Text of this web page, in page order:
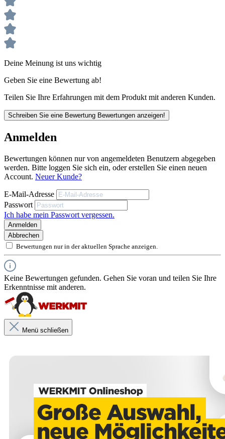
Verantwortung zu prüfen.
Kleidungsstück getragen wird und auch der Schnitt kleiner
ausfallen dürfte. Gelobt wird das Preis/Leistungsverhälnis,
die Verarbeitung, Regendicht bzw. das Wasser perlt ab,
extrem winddicht und der Tragekomfort ist ausgezeichnet.
Erstklassig sichbare Softshelljacke
Stehkragen und Windstopper
Hält besonders lange warm
Unsere anwendungstechnischen Empfehlungen dienen der Unterstützung
des Käufers bzw. Verarbeiters.
Sie entbinden nicht davon, unsere Produkte grundsätzlich auf ihre Eignung
für den vorgesehenen Anwendungszweck in eigener Verantwortung zu
prüfen.
Deine Meinung ist uns wichtig
Geben Sie eine Bewertung ab!
Teilen Sie Ihre Erfahrungen mit dem Produkt mit anderen Kunden.
Schreiben Sie eine Bewertung Bewertungen anzeigen!
Anmelden
Bewertungen können nur von angemeldeten Benutzern abgegeben
werden. Bitte loggen Sie sich ein, oder erstellen Sie einen neuen
Account. Neuer Kunde?
E-Mail-Adresse
Passwort
Ich habe mein Passwort vergessen.
Anmelden
Abbrechen
Bewertungen nur in der aktuellen Sprache anzeigen.
Keine Bewertungen gefunden. Gehen Sie voran und teilen Sie Ihre
Erkenntnisse mit anderen.
Menü schließen